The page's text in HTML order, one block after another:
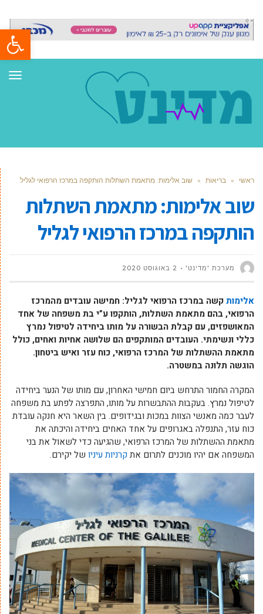
פתח
ראשי » בריאות » שוב אלימות: מתאמת השתלות הותקפה במרכז הרפואי לגליל
שוב אלימות: מתאמת השתלות
הותקפה במרכז הרפואי לגליל
מערכת 'מדינט' 2 באוגוסט 2020
אלימותקשה במרכז הרפואי לגליל: חמישה עובדים מהמרכז
הרפואי, בהם מתאמת השתלות, הותקפו ע”י בת משפחה של אחד
המאושפזים, עם קבלת הבשורה על מותו ביחידה לטיפול נמרץ
כללי ונשימתי. העובדים המותקפים הם שלושה אחיות ואחים, כולל
מתאמת ההשתלות של המרכז הרפואי, כוח עזר ואיש ביטחון.
הוגשה תלונה במשטרה.
המקרה החמור התרחש ביום חמישי האחרון, עם מותו של הנער ביחידה
לטיפול נמרץ. בעקבות ההתבשרות על מותו, התפרצה לפתע בת משפחה
לעבר כמה מאנשי הצוות במכות ובגידופים. בין השאר היא חנקה עובדת
כוח עזר, התנפלה באגרופים על אחד האחים ביחידה והיכתה את
מתאמת ההשתלות של המרכז הרפואי, שהגיעה כדי לשאול את בני
המשפחה אם יהיו מוכנים לתרום את קרניות עיניו של יקירם.